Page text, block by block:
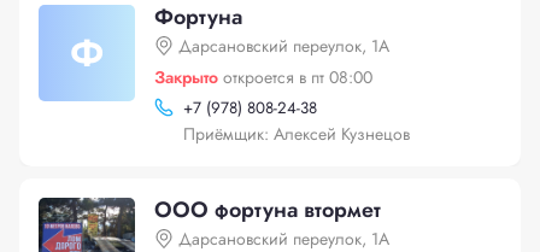
Ф
Фортуна
Дарсановский переулок, 1А
Закрыто откроется в пт 08:00
+7 (978) 808-24-38
Приёмщик: Алексей Кузнецов
ООО фортуна втормет
Дарсановский переулок, 1А